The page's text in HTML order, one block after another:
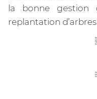
la bonne
replantation